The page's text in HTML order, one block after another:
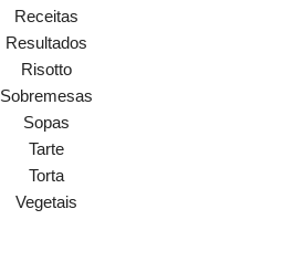
Receitas
Resultados
Risotto
Sobremesas
Sopas
Tarte
Torta
Vegetais